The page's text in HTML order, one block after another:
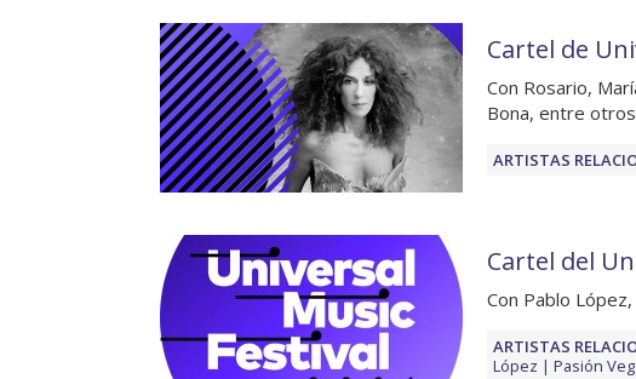
Cartel de
Con Rosario,
Bona, entre otros
ARTISTAS
Cartel del
Con Pablo
ARTISTAS
López
Pasión